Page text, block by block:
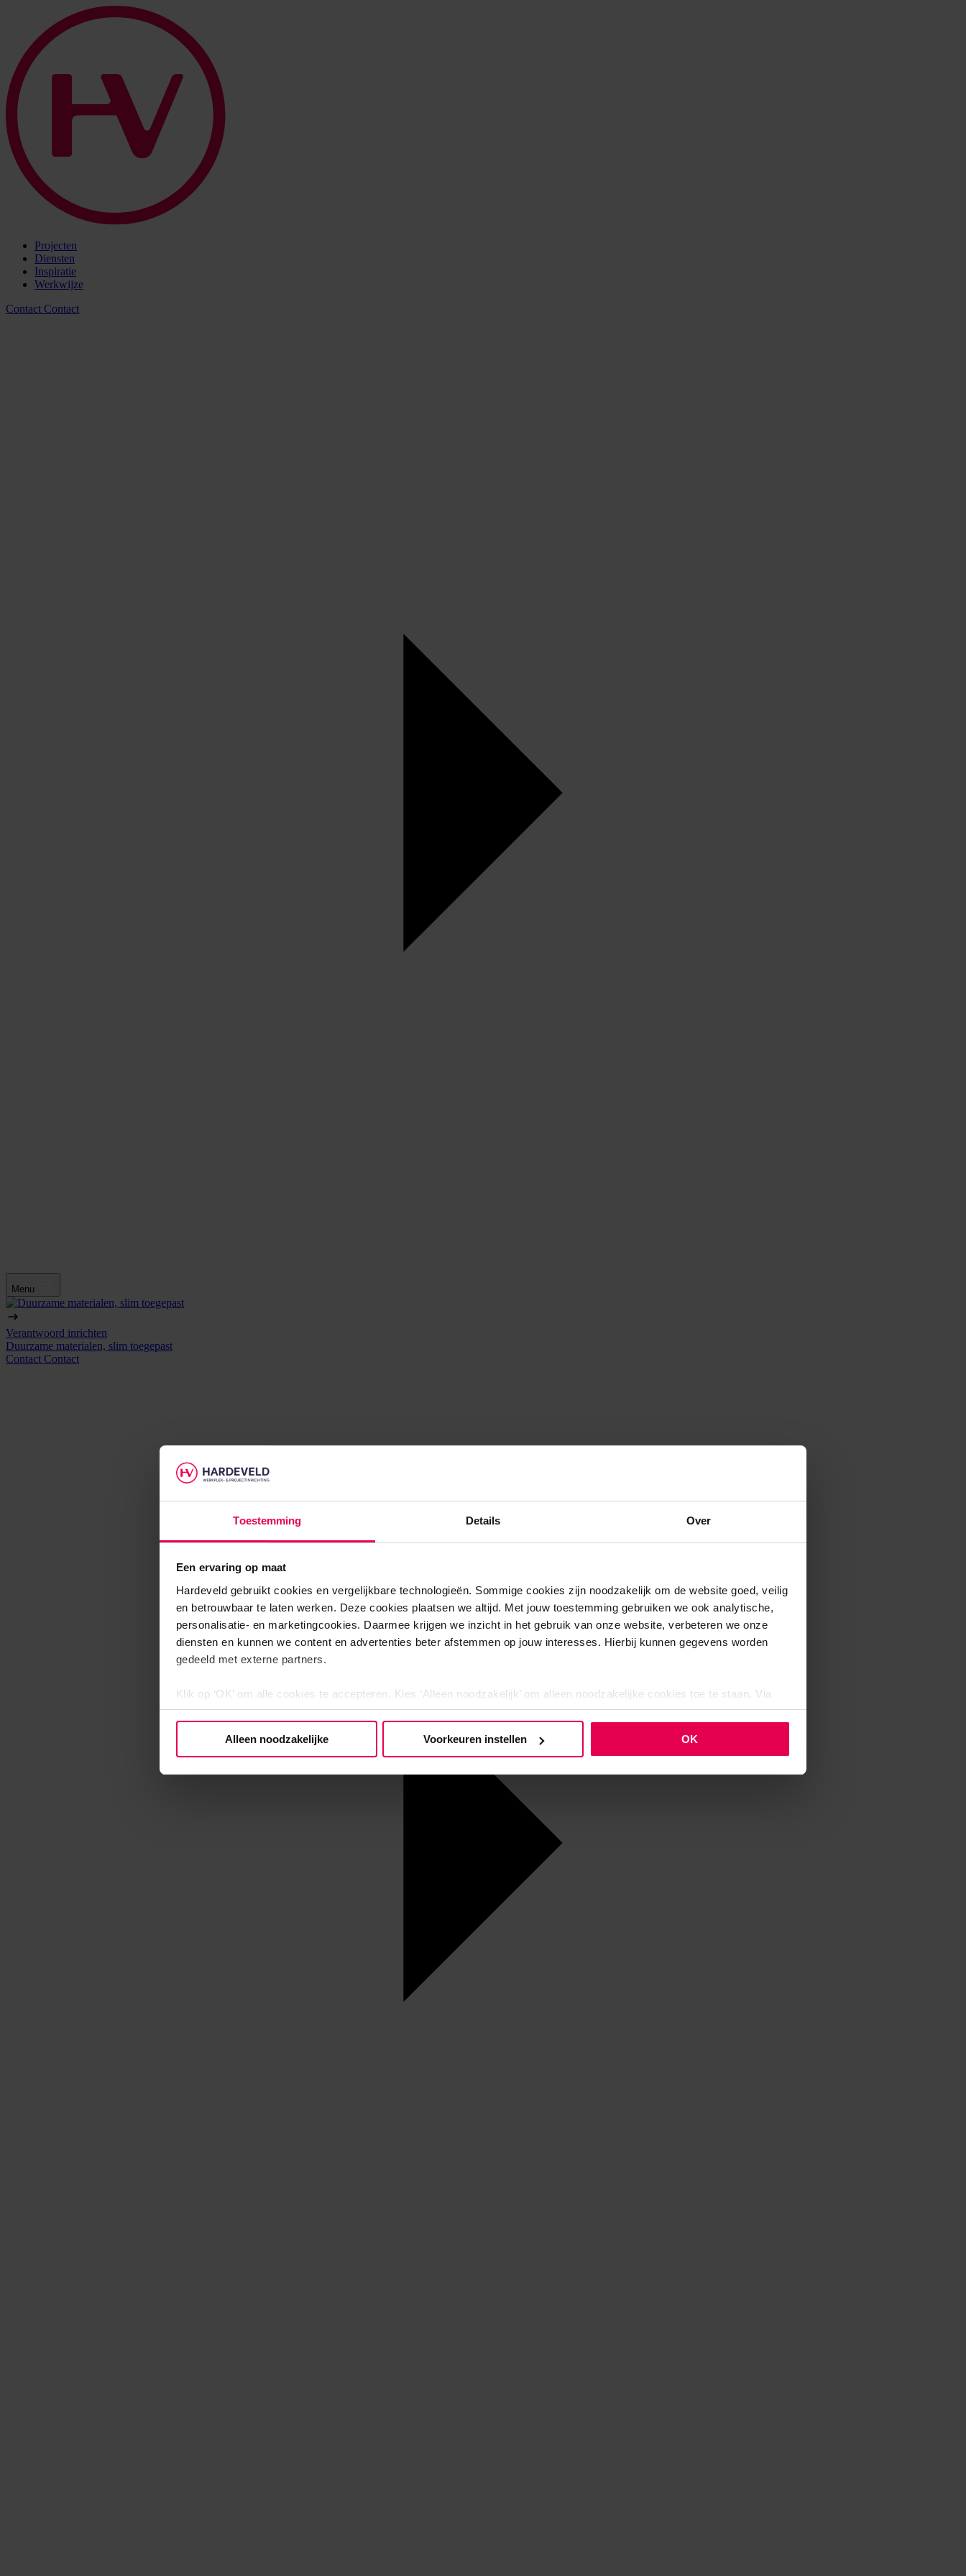
Toestemming Details Over
Een ervaring op maat
Hardeveld gebruikt cookies en vergelijkbare technologieën. Sommige cookies zijn noodzakelijk om de website goed, veilig
en betrouwbaar te laten werken. Deze cookies plaatsen we altijd. Met jouw toestemming gebruiken we ook analytische,
personalisatie- en marketingcookies. Daarmee krijgen we inzicht in het gebruik van onze website, verbeteren we onze
diensten en kunnen we content en advertenties beter afstemmen op jouw interesses. Hierbij kunnen gegevens worden
gedeeld met externe partners.
Klik op ‘OK’ om alle cookies te accepteren. Kies ‘Alleen noodzakelijk’ om alleen noodzakelijke cookies toe te staan. Via
‘Voorkeuren instellen’ kun je per categorie kiezen welke cookies je accepteert. Je kunt je keuze op ieder moment wijzigen
Alleen noodzakelijke
Voorkeuren instellen OK
Projecten
Diensten
Inspiratie
Werkwijze
Contact Contact
Menu
Verantwoord inrichten
Duurzame materialen, slim toegepast
Contact Contact